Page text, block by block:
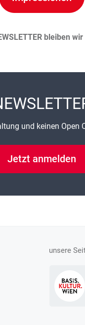
bleiben
und keinen Open
Jetzt anmelden
unsere